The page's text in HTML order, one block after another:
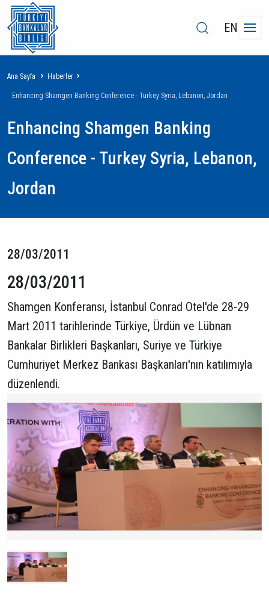
EN
Sayfa
yolu
Ana Sayfa Haberler
Enhancing Shamgen Banking Conference - Turkey Syria, Lebanon, Jordan
Enhancing Shamgen Banking
Conference - Turkey Syria, Lebanon,
Jordan
28/03/2011
28/03/2011
Shamgen Konferansı, İstanbul Conrad Otel'de 28-29
Mart 2011 tarihlerinde Türkiye, Ürdün ve Lübnan
Bankalar Birlikleri Başkanları, Suriye ve Türkiye
Cumhuriyet Merkez Bankası Başkanları'nın katılımıyla
düzenlendi.